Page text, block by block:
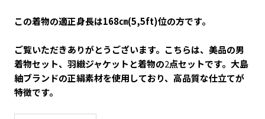
この着物の適正身長は168㎝(5,5ft)位の方です。
ご覧いただきありがとうございます。こちらは、美品の男
着物セット、羽織ジャケットと着物の2点セットです。大島
紬ブランドの正絹素材を使用しており、高品質な仕立てが
特徴です。